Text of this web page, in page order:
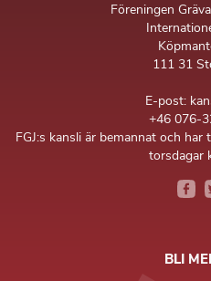
Föreningen
111 31
E-post:
+46 076-
FGJ:s kansli är bemannat och
torsdagar
BLI